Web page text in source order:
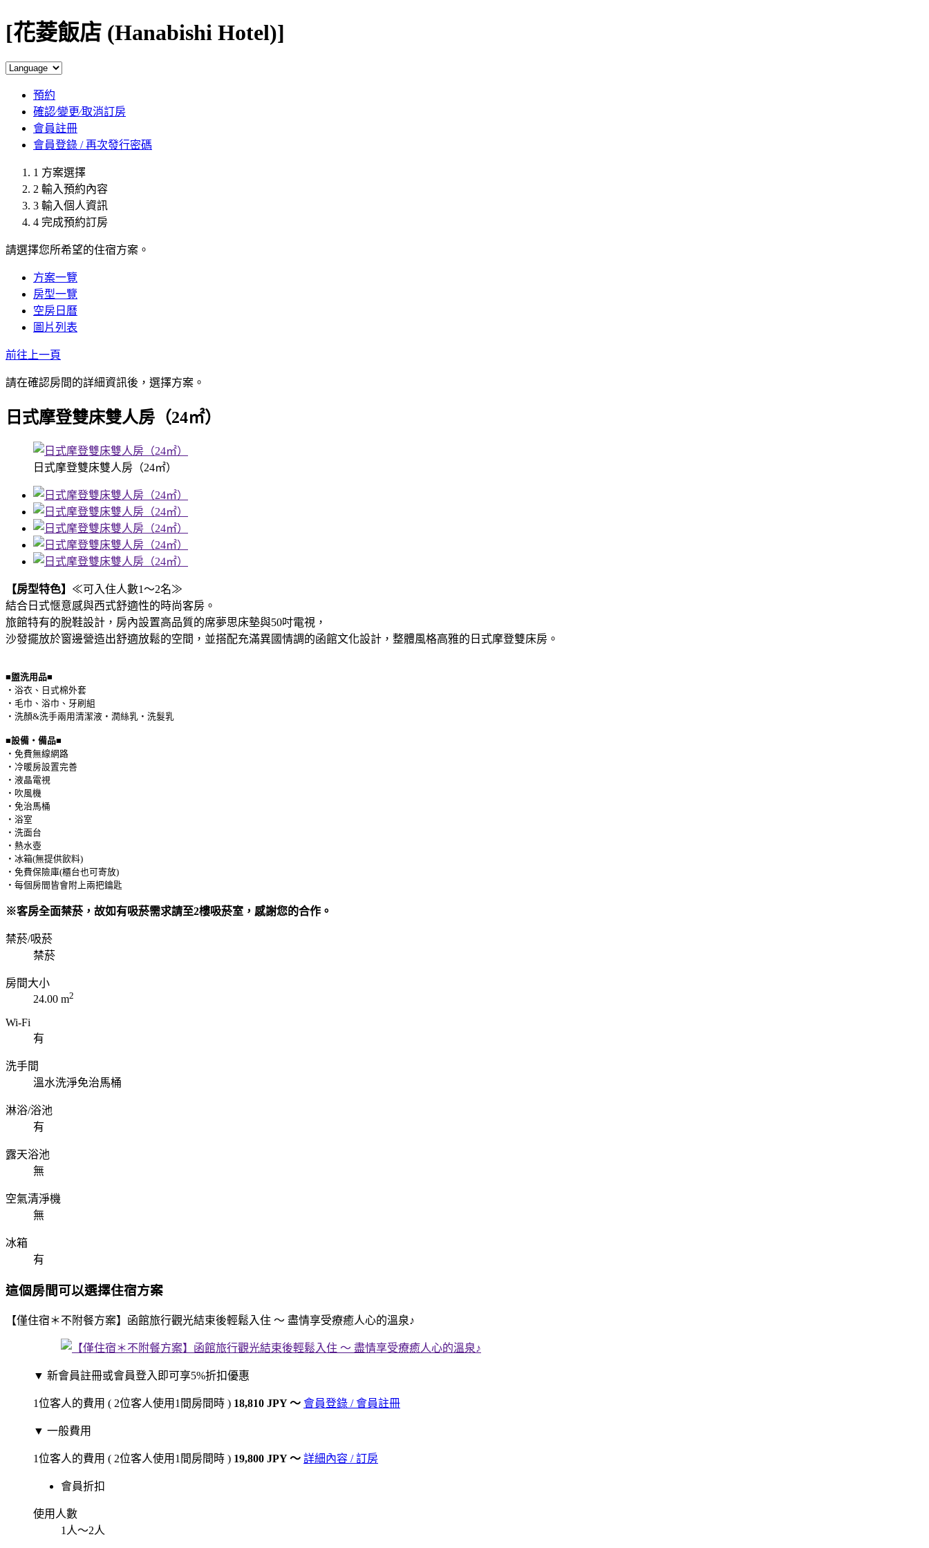
[花菱飯店 (Hanabishi Hotel)]
預約
確認∕變更∕取消訂房
會員註冊
會員登錄 / 再次發行密碼
1 方案選擇
2 輸入預約內容
3 輸入個人資訊
4 完成預約訂房
請選擇您所希望的住宿方案。
方案一覽
房型一覽
空房日曆
圖片列表
前往上一頁
請在確認房間的詳細資訊後，選擇方案。
日式摩登雙床雙人房（24㎡）
日式摩登雙床雙人房（24㎡）
【房型特色】 ≪可入住人數1～2名≫
結合日式愜意感與西式舒適性的時尚客房。
旅館特有的脫鞋設計，房內設置高品質的席夢思床墊與50吋電視，
沙發擺放於窗邊營造出舒適放鬆的空間，並搭配充滿異國情調的函館文化設計，整體風格高雅的日式摩登雙床房。
■盥洗用品■
・浴衣、日式棉外套
・毛巾、浴巾、牙刷組
・洗顏&洗手兩用清潔液・潤絲乳・洗髮乳
■設備・備品■
・免費無線網路
・冷暖房設置完善
・液晶電視
・吹風機
・免治馬桶
・浴室
・洗面台
・熱水壺
・冰箱(無提供飲料)
・免費保險庫(櫃台也可寄放)
・每個房間皆會附上兩把鑰匙
※客房全面禁菸，故如有吸菸需求請至2樓吸菸室，感謝您的合作。
禁菸/吸菸
禁菸
房間大小
24.00 m2
Wi-Fi
有
洗手間
溫水洗淨免治馬桶
淋浴/浴池
有
露天浴池
無
空氣清淨機
無
冰箱
有
這個房間可以選擇住宿方案
【僅住宿＊不附餐方案】函館旅行觀光結束後輕鬆入住 ～ 盡情享受療癒人心的溫泉♪
▼ 新會員註冊或會員登入即可享5%折扣優惠
1位客人的費用 ( 2位客人使用1間房間時 ) 18,810 JPY～ 會員登錄 / 會員註冊
▼ 一般費用
1位客人的費用 ( 2位客人使用1間房間時 ) 19,800 JPY～ 詳細內容 / 訂房
會員折扣
使用人數
1人～2人